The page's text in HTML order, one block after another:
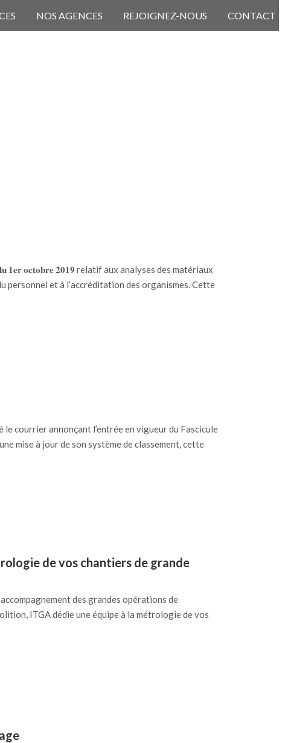
NOS AGENCES REJOIGNEZ-NOUS CONTACT
𝐝𝐮 𝟏𝐞𝐫 𝐨𝐜𝐭𝐨𝐛𝐫𝐞 𝟐𝟎𝟏𝟗 relatif aux analyses des matériaux
personnel et à l’accréditation des organismes. Cette
le courrier annonçant l’entrée en vigueur du Fascicule
mise à jour de son système de classement, cette
de vos chantiers de grande
des grandes opérations de
ITGA dédie une équipe à la métrologie de vos